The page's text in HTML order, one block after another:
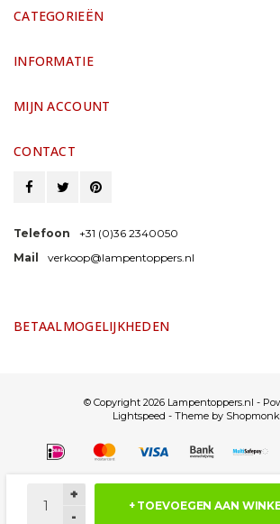
+
-
+ TOEVOEGEN AAN
CATEGORIEËN
INFORMATIE
MIJN ACCOUNT
CONTACT
Telefoon
+31 (0)36 2340050
Mail
verkoop@lampentoppers.nl
BETAALMOGELIJKHEDEN
© Copyright 2026 Lampentoppers.nl -
Lightspeed - Theme by